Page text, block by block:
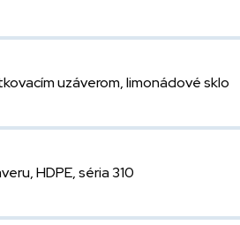
uzáverom, limonádové sklo
HDPE, séria 310